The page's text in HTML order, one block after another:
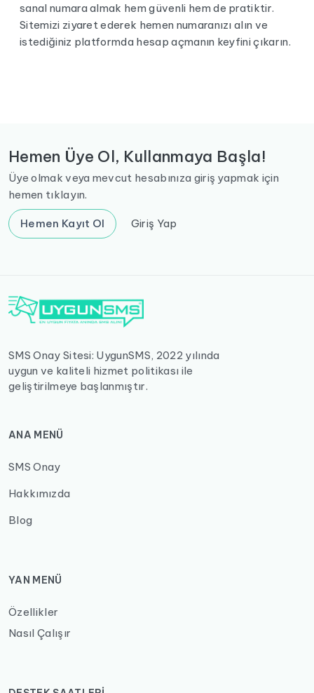
sanal numara almak hem güvenli hem de pratiktir.
Sitemizi ziyaret ederek hemen numaranızı alın ve
istediğiniz platformda hesap açmanın keyfini çıkarın.
Hemen Üye Ol, Kullanmaya Başla!
Üye olmak veya mevcut hesabınıza giriş yapmak için
hemen tıklayın.
Hemen Kayıt Ol Giriş Yap
SMS Onay Sitesi: UygunSMS, 2022 yılında
uygun ve kaliteli hizmet politikası ile
geliştirilmeye başlanmıştır.
ANA MENÜ
SMS Onay
Hakkımızda
Blog
YAN MENÜ
Özellikler
Nasıl Çalışır